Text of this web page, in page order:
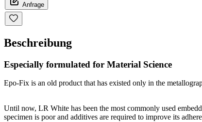
Anfrage
Beschreibung
Especially formulated for Material Science
Epo-Fix is an old product that has existed only in the
Until now, LR White has been the most commonly used
specimen is poor and additives are required to improve its